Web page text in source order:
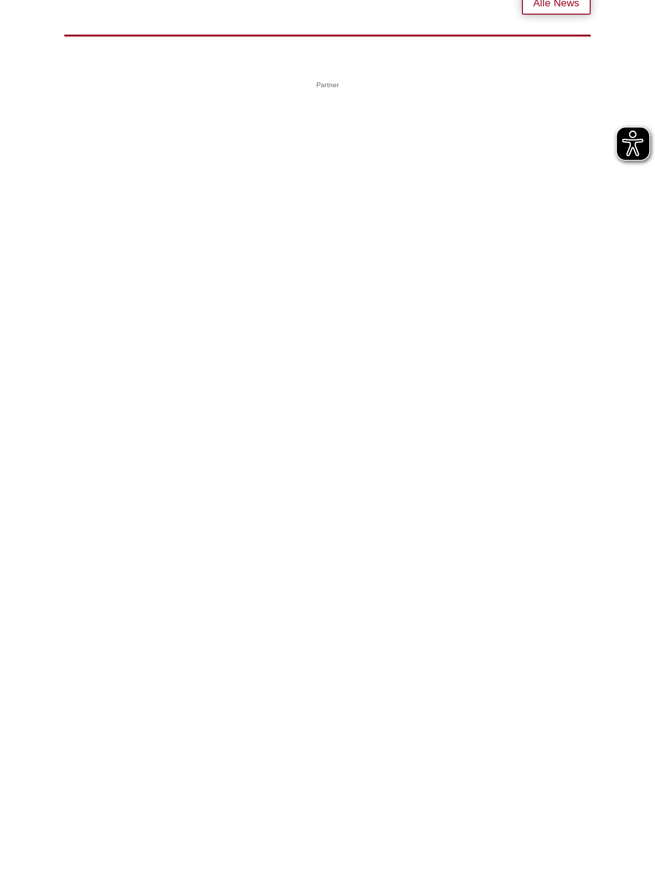
Alle News
Partner